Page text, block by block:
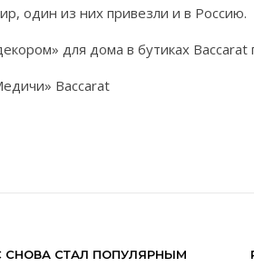
один из них привезли и в Россию.
для дома в бутиках
СНОВА СТАЛ ПОПУЛЯРНЫМ